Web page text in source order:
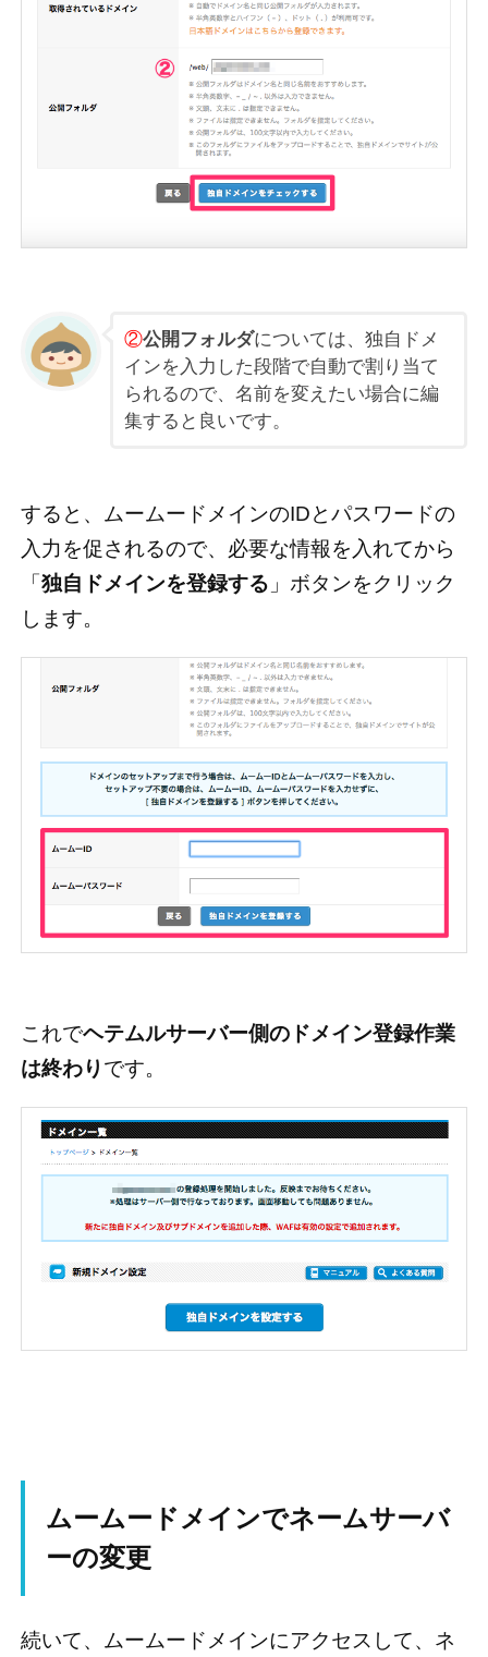
②公開フォルダについては、独自ドメ
インを入力した段階で自動で割り当て
られるので、名前を変えたい場合に編
集すると良いです。
すると、ムームードメインのIDとパスワードの
入力を促されるので、必要な情報を入れてから
「 独自ドメインを登録する 」ボタンをクリック
します。
これでヘテムルサーバー側のドメイン登録作業
は終わり です。
ムームードメインでネームサーバ
ーの変更
続いて、ムームードメインにアクセスして、ネ